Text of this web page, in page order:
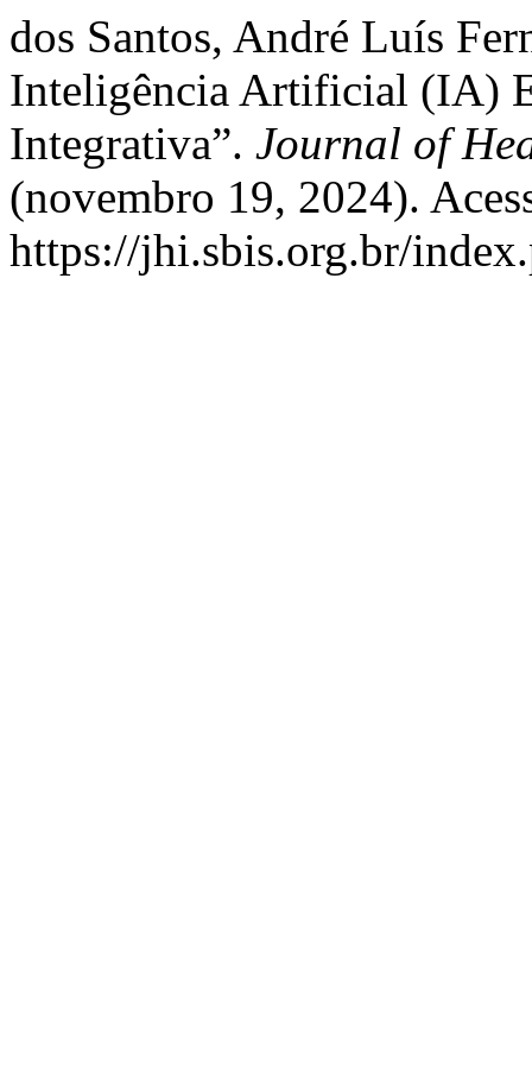
dos Santos, André Luís
Inteligência Artificial (IA)
Integrativa”. Journal of
(novembro 19, 2024).
https://jhi.sbis.org.br/